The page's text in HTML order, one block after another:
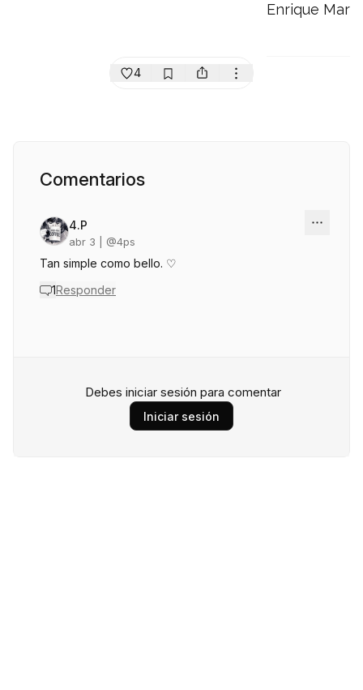
Enrique Mar
4
Comentarios
4.P
abr 3 | @4ps
Tan simple como bello. ♡
1Responder
Debes iniciar sesión para comentar
Iniciar sesión